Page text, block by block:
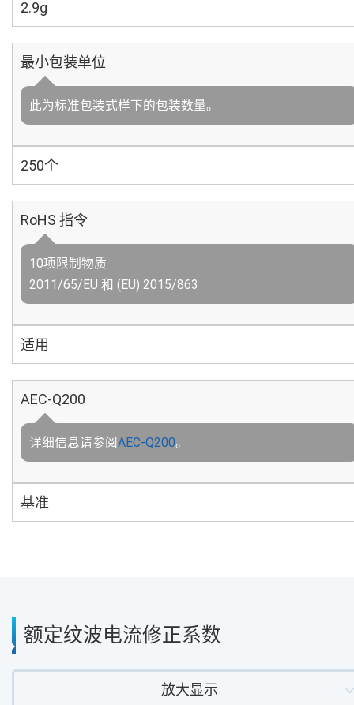
2.9g
最小包装单位
此为标准包装式样下的包装数量。
250个
RoHS 指令
10项限制物质
2011/65/EU 和 (EU) 2015/863
适用
AEC-Q200
详细信息请参阅AEC-Q200。
基准
额定纹波电流修正系数
放大显示